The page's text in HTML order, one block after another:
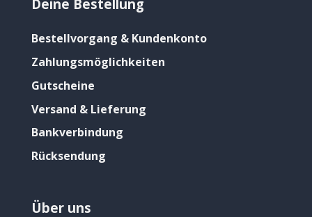
Deine Bestellung
Bestellvorgang & Kundenkonto
Zahlungsmöglichkeiten
Gutscheine
Versand & Lieferung
Bankverbindung
Rücksendung
Über uns